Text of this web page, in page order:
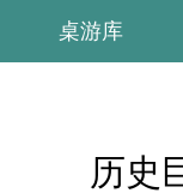
桌游库
历史